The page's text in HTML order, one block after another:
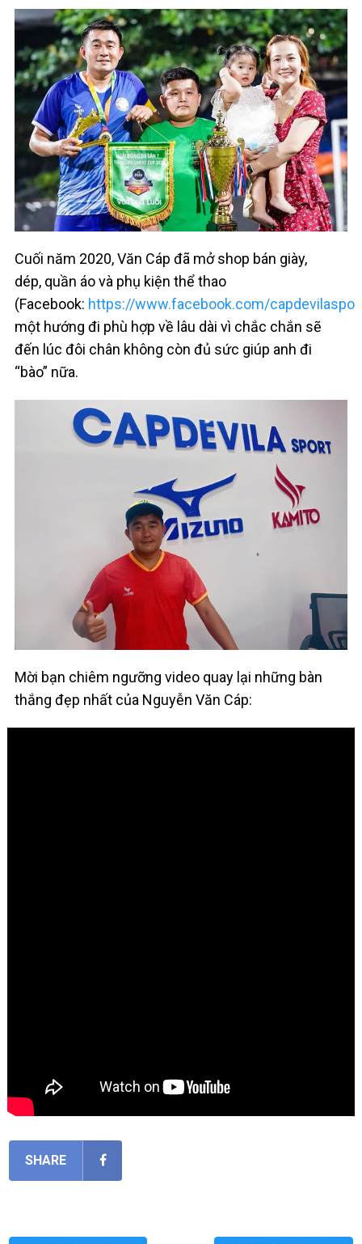
Cuối năm 2020, Văn Cáp đã mở shop bán giày,
dép, quần áo và phụ kiện thể thao
(Facebook: https://www.facebook.com/
một hướng đi phù hợp về lâu dài vì chắc chắn sẽ
đến lúc đôi chân không còn đủ sức giúp anh đi
“bào” nữa.
Mời bạn chiêm ngưỡng video quay lại những bàn
thắng đẹp nhất của Nguyễn Văn Cáp:
SHARE